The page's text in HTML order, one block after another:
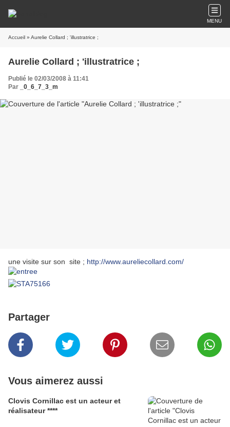
MENU
Accueil » Aurelie Collard ; 'illustratrice ;
Aurelie Collard ; 'illustratrice ;
Publié le 02/03/2008 à 11:41
Par
_0_6_7_3_m
une visite sur son site ; http://www.aureliecollard.com/
Partager
Vous aimerez aussi
Clovis Cornillac est un acteur et
réalisateur ****